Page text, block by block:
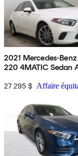
2021 Mercedes-
220 4MATIC Sedan
27 295 $ Affaire